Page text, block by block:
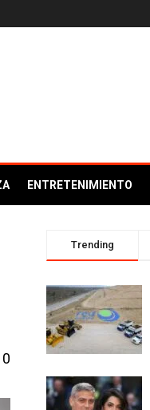
ENTRETENIMIENTO
0
Trending